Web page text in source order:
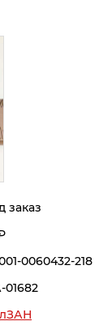
заказ
0060432-218